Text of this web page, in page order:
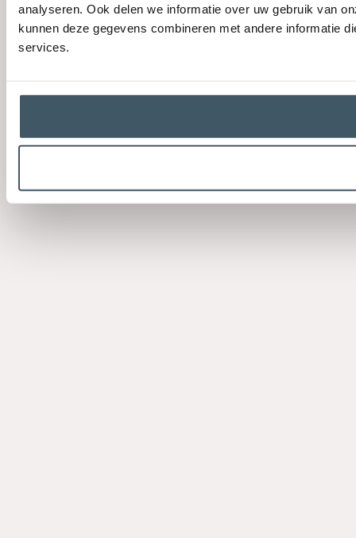
analyseren. Ook delen we informatie over uw gebruik van
kunnen deze gegevens combineren met andere informatie
services.